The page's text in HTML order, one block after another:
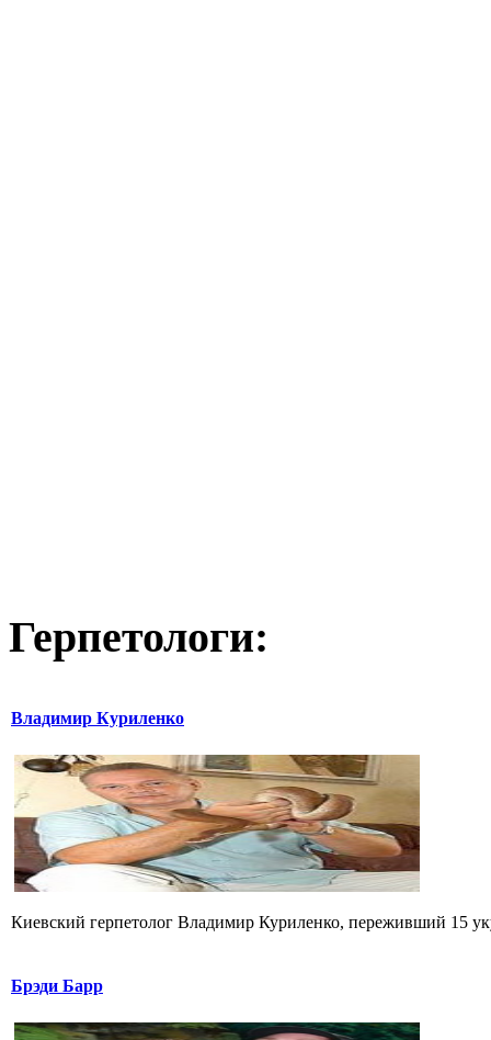
Герпетологи:
Владимир Куриленко
Киевский герпетолог Владимир Куриленко, переживший 15
Брэди Барр